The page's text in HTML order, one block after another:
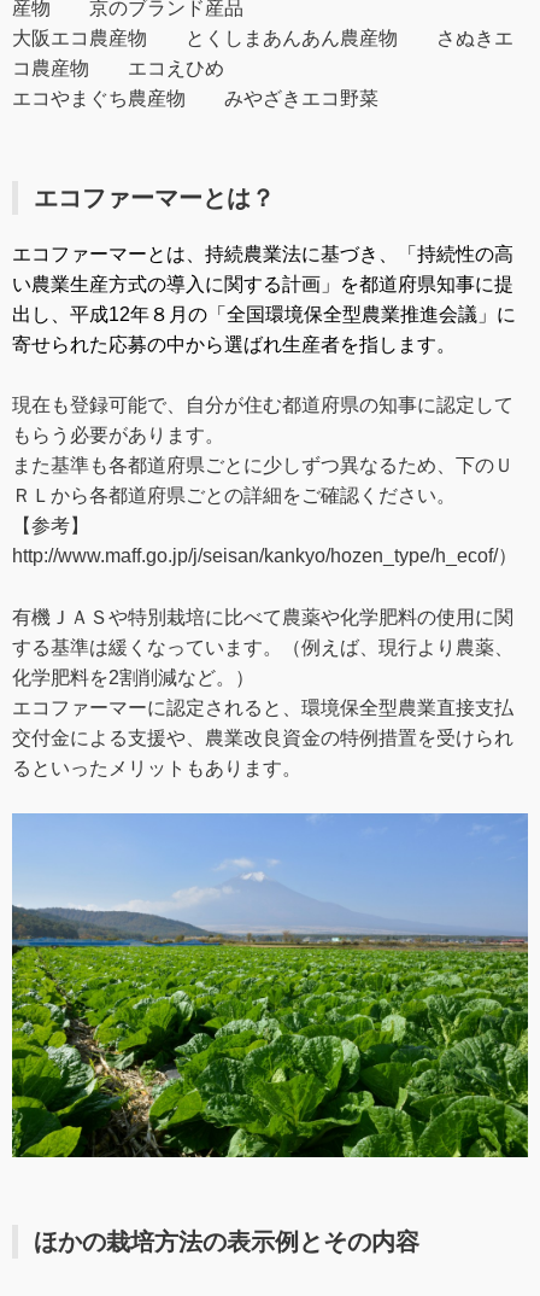
産物 京のブランド産品
大阪エコ農産物 とくしまあんあん農産物 さぬきエ
コ農産物 エコえひめ
エコやまぐち農産物 みやざきエコ野菜
エコファーマーとは？
エコファーマーとは、 持続農業法に基づき、
「持続性の高
い農業生産方式の導入に関する計画」
を都道府県知事に提
出し、平成12年８月の 「全国環境保全型農業推進会議」 に
寄せられた応募の中から選ばれ生産者を指します。
現在も登録可能で、自分が住む都道府県の知事に認定して
もらう必要があります。
また基準も各都道府県ごとに少しずつ異なるため、下のＵ
ＲＬから各都道府県ごとの詳細をご確認ください。
【参考】
http://www.maff.go.jp/j/seisan/kankyo/hozen_type/h_ecof/）
有機ＪＡＳや特別栽培に比べて農薬や化学肥料の使用に関
する基準は緩くなっています。（例えば、現行より農薬、
化学肥料を2割削減など。）
エコファーマーに認定されると、環境保全型農業直接支払
交付金による支援や、農業改良資金の特例措置を受けられ
るといったメリットもあります。
ほかの栽培方法の表示例とその内容